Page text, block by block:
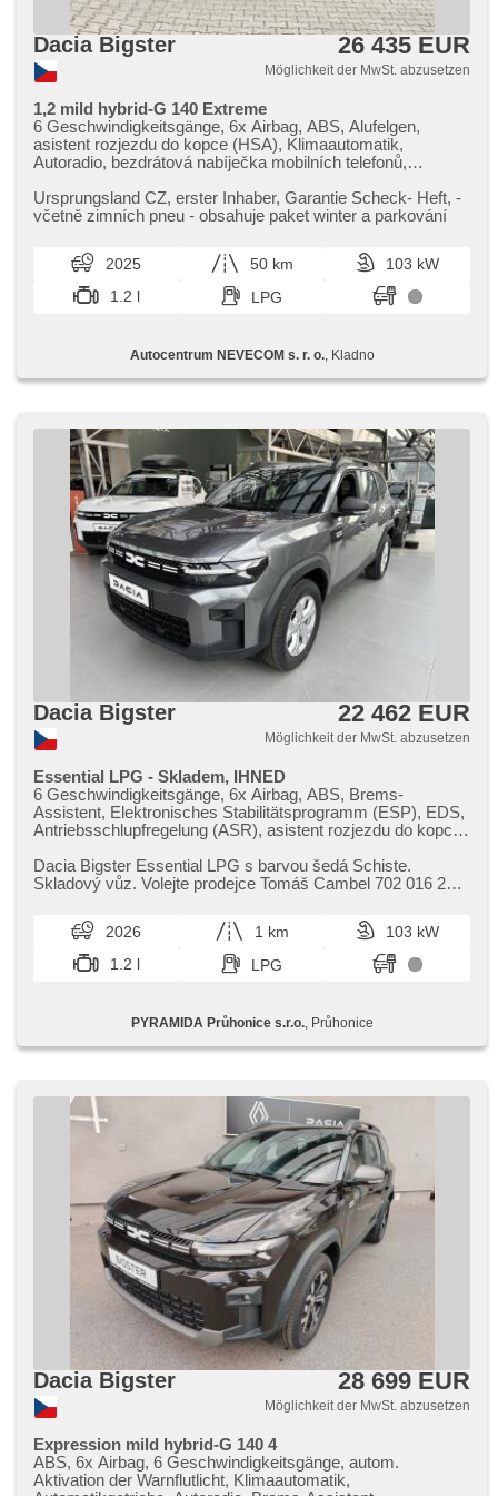
Dacia Bigster 26 435 EUR
Möglichkeit der MwSt. abzusetzen
1,2 mild hybrid-G 140 Extreme
6 Geschwindigkeitsgänge, 6x Airbag, ABS, Alufelgen,
asistent rozjezdu do kopce (HSA), Klimaautomatik,
Autoradio, bezdrátová nabíječka mobilních telefonů,
Brems-Assistent, Zentralverriegelung mit
Funkfernbedienung, Teilbare Rücksitzbank, 2-Zonen
Spiegel, elektronická ruční brzda, hands free, Uhr Spur,
Blind Spot Anzeige, Wegfahrsperre, isofix, LED denní
svícení, Handgetriebe, Nebelscheinwerfer,
Multifunktionslenkrad, Lenkrad einstellbar, Bordcomputer,
Antriebsschlupfregelung (ASR), Scheibenwischersensor,
Lichtsensor, Reifendrucksensor, Elektronisches
Außenthermometer, beheizte Sitze, beheizte Spiegel,
beheizte Frontscheibe, beheizte Lenkrad, Ausziehbare
Kopflehnen, Heckscheibenwischer, Heck LED Leuchte,
zatmavená zadní skla
Ursprungsland CZ,​ erster Inhaber,​ Garantie Scheck​- Heft,​ ​-
včetně zimních pneu ​- obsahuje paket winter a parkování
2025 50 km
103 kW
1.2 l
LPG
Autocentrum NEVECOM s. r. o., Kladno
Dacia Bigster 22 462 EUR
Möglichkeit der MwSt. abzusetzen
Essential LPG - Skladem, IHNED
6 Geschwindigkeitsgänge, 6x Airbag, ABS, Brems-
Assistent, Elektronisches Stabilitätsprogramm (ESP), EDS,
Antriebsschlupfregelung (ASR), asistent rozjezdu do kopce
Servolenkung, Klimaanlage, Tempomat, LED denní svícení,
Alufelgen, erfüllt 'EURO VI', Bordcomputer, parkovací
einstellbar, Multifunktionslenkrad,
Beifahrerairbagdeaktivierung, hands free, Android Auto,
Apple CarPlay, Bluetooth, El. Seitenscheiben, El. Spiegel,
Zentralverriegelung mit Funkfernbedienung,
Warnflutlicht, Start-Stop System, USB, Autoradio, digitální
příjem rádia (DAB), beheizte Spiegel, Teilbare Rücksitzbank,
Dacia Bigster Essential LPG s barvou šedá Schiste.
Skladový vůz. Volejte prodejce Tomáš Cambel 702 016 223
2026 1 km
103 kW
1.2 l
LPG
PYRAMIDA Průhonice s.r.o., Průhonice
Dacia Bigster 28 699 EUR
Möglichkeit der MwSt. abzusetzen
Expression mild hybrid-G 140 4
ABS, 6x Airbag, 6 Geschwindigkeitsgänge, autom.
Aktivation der Warnflutlicht, Klimaautomatik,